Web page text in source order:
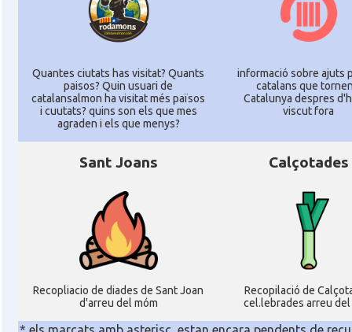
Quantes ciutats has visitat? Quants
paisos? Quin usuari de
catalansalmon ha visitat més països
i cuutats? quins son els que mes
agraden i els que menys?
informació sobre ajuts
catalans que
Catalunya despres
viscut fora
Sant Joans
Recopliacio de diades de Sant Joan
d'arreu del móm
Calçotades
Recopilació de
cel.lebrades arreu del